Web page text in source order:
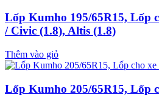
Lốp Kumho 195/65R15, Lốp
/ Civic (1.8), Altis (1.8)
Thêm vào giỏ
Lốp Kumho 205/65R15, Lốp